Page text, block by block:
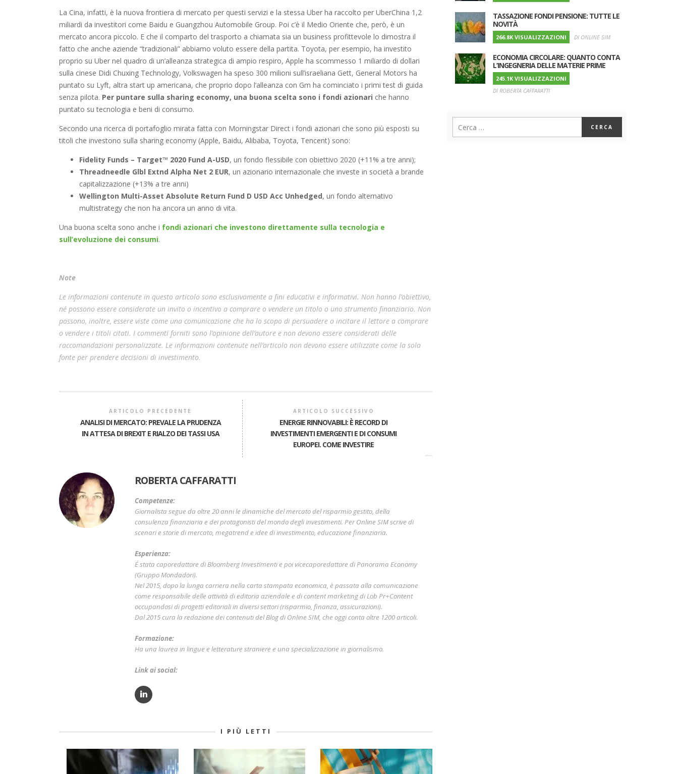
La Cina, infatti, è la nuova frontiera di mercato per questi servizi e la stessa Uber ha raccolto per UberChina 1,2
miliardi da investitori come Baidu e Guangzhou Automobile Group. Poi c’è il Medio Oriente che, però, è un
mercato ancora piccolo. E che il comparto del trasporto a chiamata sia un business profittevole lo dimostra il
fatto che anche aziende “tradizionali” abbiamo voluto essere della partita. Toyota, per esempio, ha investito
proprio su Uber nel quadro di un’alleanza strategica di ampio respiro, Apple ha scommesso 1 miliardo di dollari
sulla cinese Didi Chuxing Technology, Volkswagen ha speso 300 milioni sull’israeliana Gett, General Motors ha
puntato su Lyft, altra start up americana, che proprio dopo l’alleanza con Gm ha cominciato i primi test di guida
senza pilota. Per puntare sulla sharing economy, una buona scelta sono i fondi azionari che hanno
puntato su tecnologia e beni di consumo.
Secondo una ricerca di portafoglio mirata fatta con Morningstar Direct i fondi azionari che sono più esposti su
titoli che investono sulla sharing economy (Apple, Baidu, Alibaba, Toyota, Tencent) sono:
Fidelity Funds – Target™ 2020 Fund A-USD, un fondo flessibile con obiettivo 2020 (+11% a tre anni);
Threadneedle Glbl Extnd Alpha Net 2 EUR, un azionario internazionale che investe in società a brande
capitalizzazione (+13% a tre anni)
Wellington Multi-Asset Absolute Return Fund D USD Acc Unhedged, un fondo alternativo
multistrategy che non ha ancora un anno di vita.
Una buona scelta sono anche i fondi azionari che investono direttamente sulla tecnologia e
sull’evoluzione dei consumi.
Note
Le informazioni contenute in questo articolo sono esclusivamente a fini educativi e informativi. Non hanno l’obiettivo,
né possono essere considerate un invito o incentivo a comprare o vendere un titolo o uno strumento finanziario. Non
possono, inoltre, essere viste come una comunicazione che ha lo scopo di persuadere o incitare il lettore a comprare
o vendere i titoli citati. I commenti forniti sono l’opinione dell’autore e non devono essere considerati delle
raccomandazioni personalizzate. Le informazioni contenute nell’articolo non devono essere utilizzate come la sola
fonte per prendere decisioni di investimento.
ARTICOLO PRECEDENTE
ANALISI DI MERCATO: PREVALE LA PRUDENZA
IN ATTESA DI BREXIT E RIALZO DEI TASSI USA
ARTICOLO SUCCESSIVO
ENERGIE RINNOVABILI: È RECORD DI
INVESTIMENTI EMERGENTI E DI CONSUMI
EUROPEI. COME INVESTIRE
ROBERTA CAFFARATTI
Competenze:
Giornalista segue da oltre 20 anni le dinamiche del mercato del risparmio gestito, della
consulenza finanziaria e dei protagonisti del mondo degli investimenti. Per Online SIM scrive di
scenari e storie di mercato, megatrend e idee di investimento, educazione finanziaria.
Esperienza:
É stata caporedattore di Bloomberg Investimenti e poi vicecaporedattore di Panorama Economy
(Gruppo Mondadori).
Nel 2015, dopo la lunga carriera nella carta stampata economica, è passata alla comunicazione
come responsabile delle attività di editoria aziendale e di content marketing di Lob Pr+Content
occupandosi di progetti editoriali in diversi settori (risparmio, finanza, assicurazioni).
Dal 2015 cura la redazione dei contenuti del Blog di Online SIM, che oggi conta oltre 1200 articoli.
Formazione:
Ha una laurea in lingue e letterature straniere e una specializzazione in giornalismo.
Link ai social:
I PIÙ LETTI
TASSAZIONE FONDI PENSIONE: TUTTE LE
NOVITÀ
266.8K VISUALIZZAZIONI DI ONLINE SIM
ECONOMIA CIRCOLARE: QUANTO CONTA
L’INGEGNERIA DELLE MATERIE PRIME
245.1K VISUALIZZAZIONI
DI ROBERTA CAFFARATTI